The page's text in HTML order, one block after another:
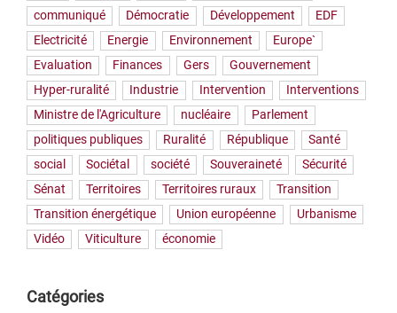
communiqué
Démocratie Développement
EDF
Electricité
Energie Environnement
Europe`
Evaluation
Finances Gers
Gouvernement
Hyper-ruralité
Industrie Intervention
Interventions
Ministre de l'Agriculture
nucléaire
Parlement
politiques publiques
Ruralité République
Santé
social
Sociétal société Souveraineté
Sécurité
Sénat
Territoires Territoires ruraux
Transition
Transition énergétique
Union européenne
Urbanisme
Vidéo
Viticulture économie
Catégories